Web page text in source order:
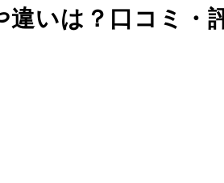
いは？口コミ・